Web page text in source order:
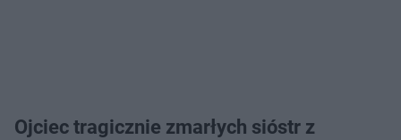
Ojciec tragicznie zmarłych sióstr z